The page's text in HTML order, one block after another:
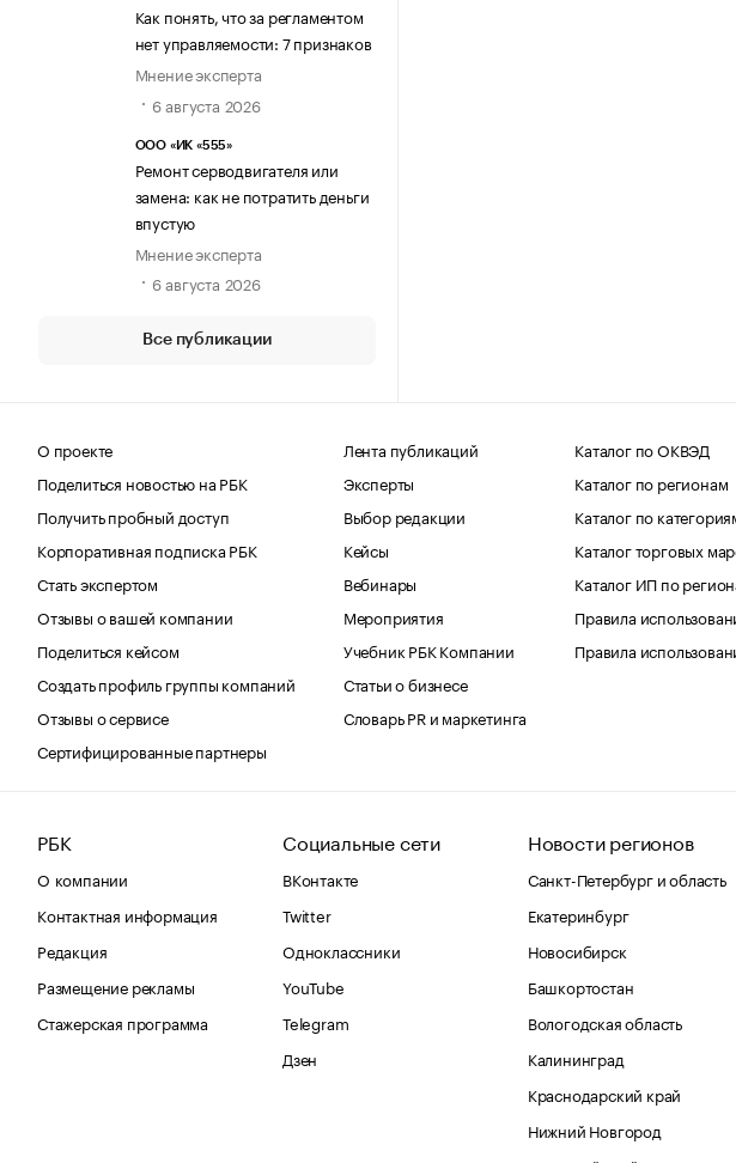
Как понять, что за регламентом
нет управляемости: 7 признаков
Мнение эксперта
6 августа 2026
ООО «ИК «555»
Ремонт серводвигателя или
замена: как не потратить деньги
впустую
Мнение эксперта
6 августа 2026
Все публикации
О проекте
Поделиться новостью на РБК
Получить пробный доступ
Корпоративная подписка РБК
Стать экспертом
Отзывы о вашей компании
Поделиться кейсом
Создать профиль группы компаний
Отзывы о сервисе
Сертифицированные партнеры
Лента публикаций
Эксперты
Выбор редакции
Кейсы
Вебинары
Мероприятия
Учебник РБК Компании
Статьи о бизнесе
Словарь PR и маркетинга
Каталог по ОКВЭД
Каталог по регионам
Каталог по
Каталог торговых
Каталог ИП по
Правила
Правила
РБК
О компании
Контактная информация
Редакция
Размещение рекламы
Стажерская программа
Социальные сети
ВКонтакте
Twitter
Одноклассники
YouTube
Telegram
Дзен
Новости регионов
Санкт-Петербург и область
Екатеринбург
Новосибирск
Башкортостан
Вологодская область
Калининград
Краснодарский край
Нижний Новгород